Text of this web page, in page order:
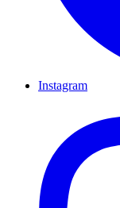
Instagram